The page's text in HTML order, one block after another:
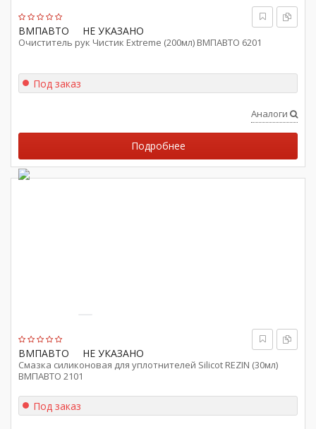
ВМПАВТО НЕ УКАЗАНО
Очиститель рук Чистик Extreme (200мл) ВМПАВТО 6201
Под заказ
Аналоги
Подробнее
ВМПАВТО НЕ УКАЗАНО
Смазка силиконовая для уплотнителей Silicot REZIN (30мл)
ВМПАВТО 2101
Под заказ